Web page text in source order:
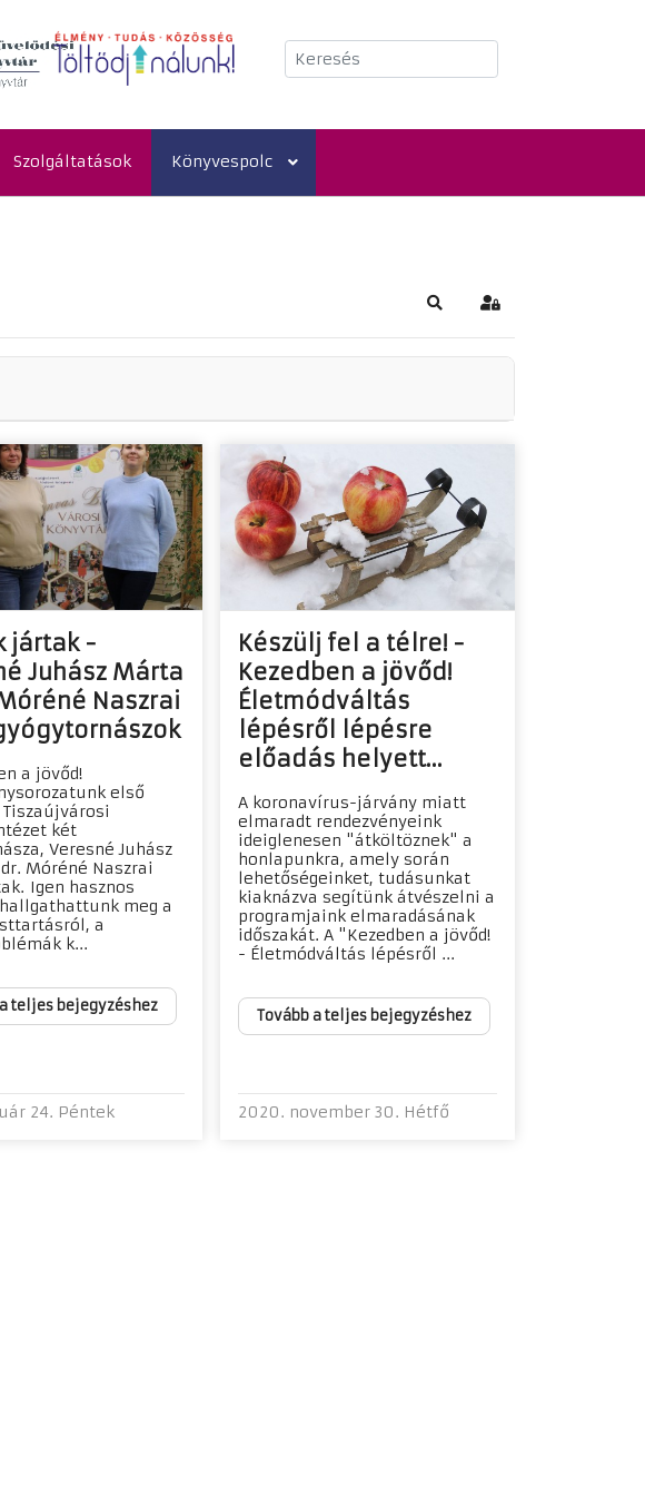
Keresés
Szolgáltatások Könyvespolc
KeresésBejelentkezés
jártak -
Juhász Márta
Naszrai
a jövőd!
első
két
Veresné Juhász
Móréné Naszrai
Igen hasznos
meg a
a
k...
teljes bejegyzéshez
24. Péntek
Készülj fel a télre! -
Kezedben a jövőd!
Életmódváltás
lépésről lépésre
előadás helyett...
A koronavírus-járvány miatt
elmaradt rendezvényeink
ideiglenesen "átköltöznek" a
honlapunkra, amely során
lehetőségeinket, tudásunkat
kiaknázva segítünk átvészelni a
programjaink elmaradásának
időszakát. A "Kezedben a jövőd!
- Életmódváltás lépésről ...
Tovább a teljes bejegyzéshez
2020. november 30. Hétfő